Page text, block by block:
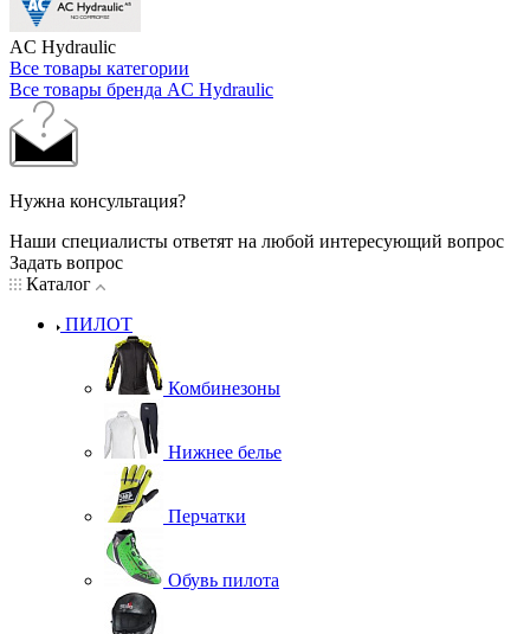
AC Hydraulic
Все товары категории
Все товары бренда AC Hydraulic
Нужна консультация?
Наши специалисты ответят на любой интересующий вопрос
Задать вопрос
Каталог
ПИЛОТ
Комбинезоны
Нижнее белье
Перчатки
Обувь пилота